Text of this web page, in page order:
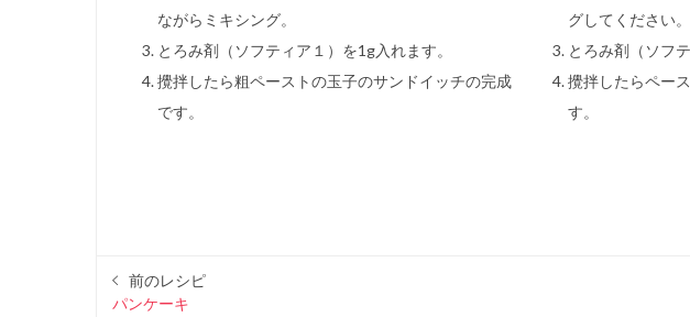
ながらミキシング。
とろみ剤（ソフティア１）を1g入れます。
攪拌したら粗ペーストの玉子のサンドイッチの完成
です。
グしてください。
とろみ剤（ソフ
攪拌したらペー
す。
前のレシピ
パンケーキ